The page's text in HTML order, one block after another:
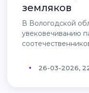
земляков
В Вологодской области стартовал проект по
увековечиванию
26-03-2026,